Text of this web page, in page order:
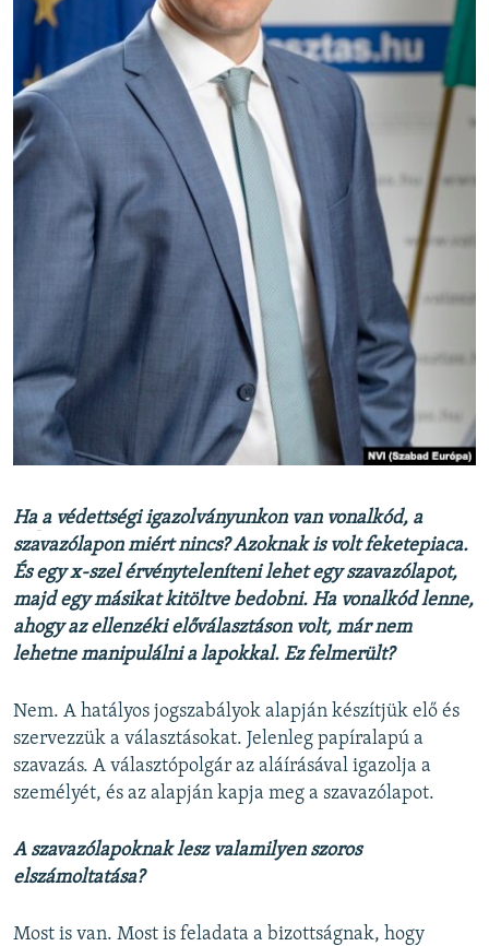
Ha ​a védettségi igazolványunkon van vonalkód, a
szavazólapon miért nincs? Azoknak is volt feketepiaca.
És egy x-szel érvényteleníteni lehet egy szavazólapot,
majd egy másikat kitöltve bedobni. Ha vonalkód lenne,
ahogy az ellenzéki előválasztáson volt, már nem
lehetne manipulálni a lapokkal. Ez felmerült?
Nem. A hatályos jogszabályok alapján készítjük elő és
szervezzük a választásokat. Jelenleg papíralapú a
szavazás. A választópolgár az aláírásával igazolja a
személyét, és az alapján kapja meg a szavazólapot.
A szavazólapoknak lesz valamilyen szoros
elszámoltatása?
Most is van. Most is feladata a bizottságnak, hogy